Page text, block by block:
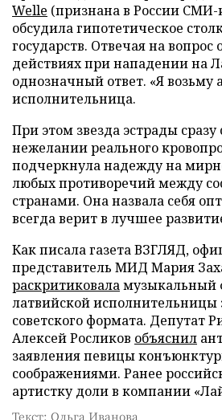
Welle (признана в России СМИ-
обсудила гипотетическое
государств. Отвечая на
действиях при нападении на
однозначный ответ. «Я возьму
исполнительница.
При этом звезда эстрады сразу
нежелании реального
подчеркнула надежду на
любых противоречий между
странами. Она назвала себя
всегда верит в лучшее
Как писала газета ВЗГЛЯД,
представитель МИД Мария
раскритиковаламузыкальный
латвийской исполнительницы
советского формата. Депутат
Алексей Росликов объяснил
заявления певицы
соображениями. Ранее
артистку доли в компании
Текст: Ольга Иванова